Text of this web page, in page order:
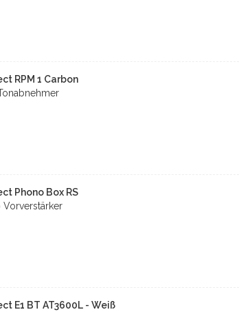
RPM 1 Carbon
Phono Box RS
Vorverstärker
E1 BT AT3600L - Weiß